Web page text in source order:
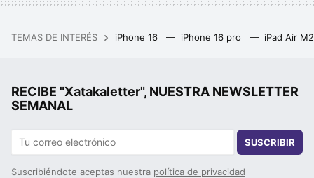
TEMAS DE INTERÉS iPhone 16 iPhone 16 pro iPad Air
RECIBE "Xatakaletter", NUESTRA NEWSLETTER
SEMANAL
SUSCRIBIR
Suscribiéndote aceptas nuestra política de privacidad